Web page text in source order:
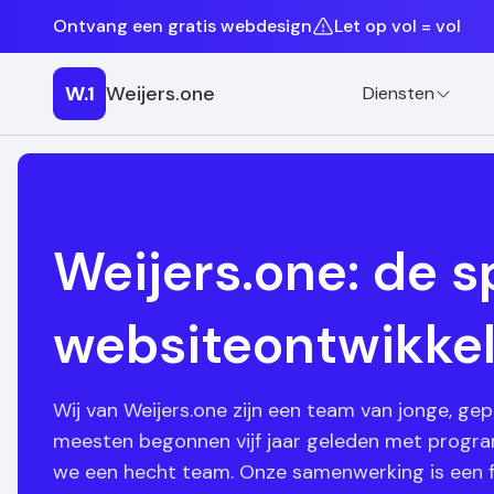
Ontvang een gratis webdesign Let op vol = vol
W.1 Weijers.one Diensten
Weijers.one: de
Wij van Weijers.one zijn een team van jonge,
meesten begonnen vijf jaar geleden met
we een hecht team. Onze samenwerking is